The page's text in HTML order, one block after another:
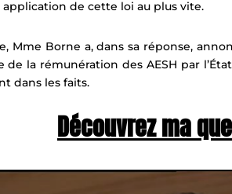
de cette loi au plus vite.
Mme Borne a, dans sa réponse,
la rémunération des AESH par
dans les faits.
Découvrez ma